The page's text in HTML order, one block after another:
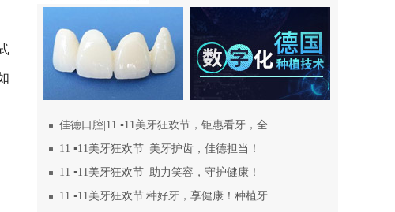
佳德口腔|11 ▪11美牙狂欢节，钜惠看牙，全
11 ▪11美牙狂欢节| 美牙护齿，佳德担当！
11 ▪11美牙狂欢节| 助力笑容，守护健康！
11 ▪11美牙狂欢节|种好牙，享健康！种植牙